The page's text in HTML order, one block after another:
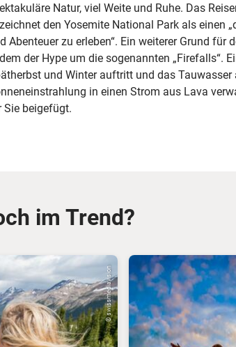
Natur, viel Weite und Ruhe. Das
den Yosemite National Park als einen
Abenteuer zu erleben“. Ein weiterer Grund für
der Hype um die sogenannten „Firefalls“.
und Winter auftritt und das
in einen Strom aus Lava
Sie beigefügt.
im Trend?
© swissmediavision